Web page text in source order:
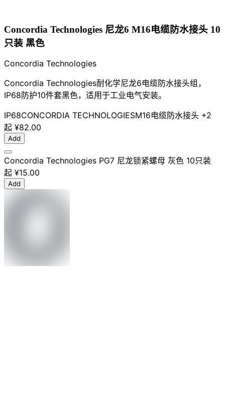
Concordia Technologies 尼龙6 M16电缆防水接头 10
只装 黑色
Concordia Technologies
Concordia Technologies耐化学尼龙6电缆防水接头组，
IP68防护10件套黑色，适用于工业电气安装。
IP68CONCORDIA TECHNOLOGIESM16电缆防水接头 +2
起 ¥82.00
Add
Concordia Technologies PG7 尼龙锁紧螺母 灰色 10只装
起 ¥15.00
Add